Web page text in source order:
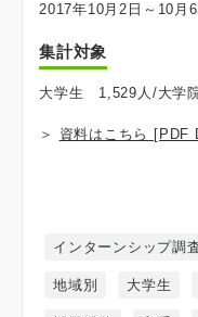
2017年10月2日～10月6
集計対象
大学生 1,529人/大学
＞ 資料はこちら [PDF
インターンシップ調
地域別 大学生